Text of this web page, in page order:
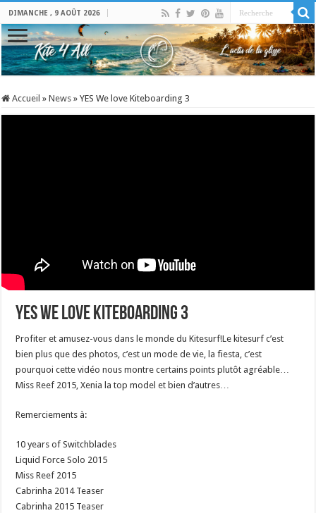
DIMANCHE , 9 AOÛT 2026
Accueil » News » YES We love Kiteboarding 3
YES We love Kiteboarding 3
Profiter et amusez-vous dans le monde du Kitesurf!Le kitesurf c’est
bien plus que des photos, c’est un mode de vie, la fiesta, c’est
pourquoi cette vidéo nous montre certains points plutôt agréable…
Miss Reef 2015, Xenia la top model et bien d’autres…
Remerciements à:
10 years of Switchblades
Liquid Force Solo 2015
Miss Reef 2015
Cabrinha 2014 Teaser
Cabrinha 2015 Teaser